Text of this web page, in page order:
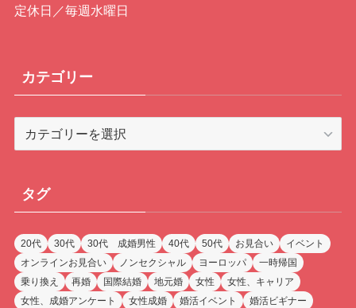
定休日／毎週水曜日
カテゴリー
ー
タグ
20代 30代 30代 成婚男性 40代 50代 お見合い
イベント
オンラインお見合い
ノンセクシャル ヨーロッパ
一時帰国
乗り換え
再婚 国際結婚 地元婚 女性
女性、キャリア
女性、成婚アンケート
女性成婚 婚活イベント
婚活ビギナー